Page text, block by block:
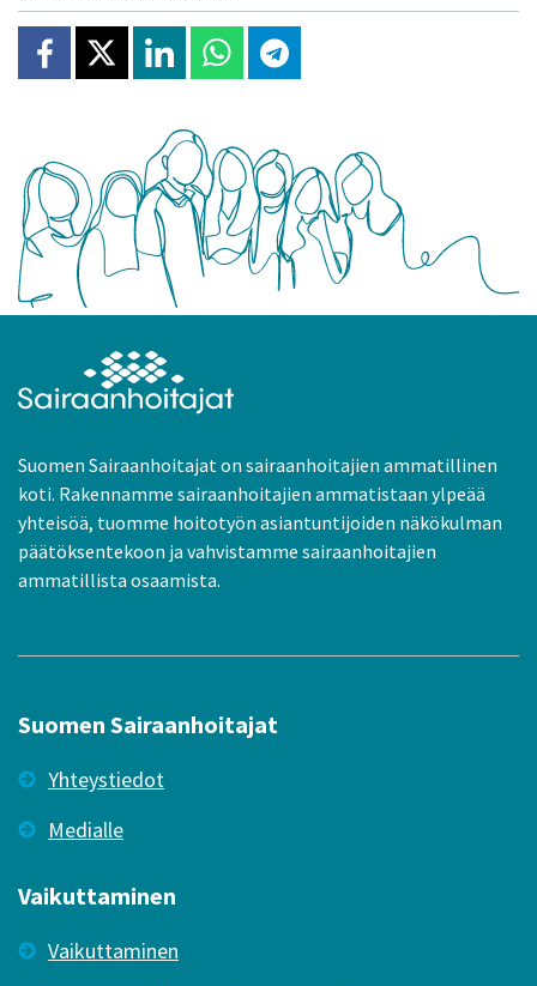
Jaa Facebookissa
Jaa X:ssäJaa Linkedinissä
Jaa Whatsappissa
Jaa Telegramissa
Suomen Sairaanhoitajat on sairaanhoitajien ammatillinen
koti. Rakennamme sairaanhoitajien ammatistaan ylpeää
yhteisöä, tuomme hoitotyön asiantuntijoiden näkökulman
päätöksentekoon ja vahvistamme sairaanhoitajien
ammatillista osaamista.
Suomen Sairaanhoitajat
Yhteystiedot
Medialle
Vaikuttaminen
Vaikuttaminen